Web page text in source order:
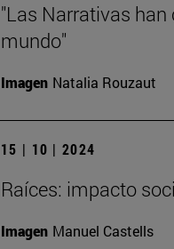
"Las Narrativas
mundo"
Imagen Natalia Rouzaut
15 | 10 | 2024
Raíces: impacto
Imagen Manuel Castells